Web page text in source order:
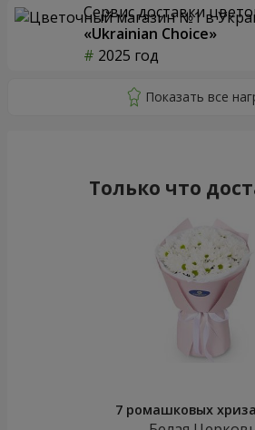
Сервис доставки
«Ukrainian Choice»
2025 год
Только что
7 ромашковых